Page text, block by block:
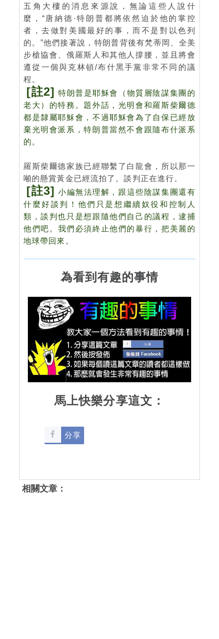
五角大樓的消息來源說，無論這些人說什
麼，“唐納德·特朗普都將依然迫於他的掌控
者，去做對美國最好的事，而不是對以色列
的。”他們接著說，特朗普背後有梵蒂岡、全美
步槍協會、俄羅斯人和其他人撐腰，並且將會
遵從一個與克林頓/布什黑手黨非常不同的議
程。
[註2] 特朗普是耶穌會（物質層陰謀集團的
老大） 的特務 。題外話， 光明會和羅斯柴爾德
都是隸屬耶穌會，不過耶穌會為了自保已經放
棄光明會派系 ，特朗普當然不會跟隨布什派系
的。
羅斯柴爾德家族已經聯繫了白龍會，所以那一
噸的懸賞黃金已經流拍了。談判正在進行。
[註3] 小編無法理解，跟這些陰謀集團還有
什麼好談判！他們只是想繼續奴役和控制人
類，談判也只是想跟隨他們自己的議程，逮捕
他們吧。 我們必須終止他們的暴行，把美麗的
地球帶回來。
為看到有趣的事情
馬上快樂分享這文：
分享
相關文章：